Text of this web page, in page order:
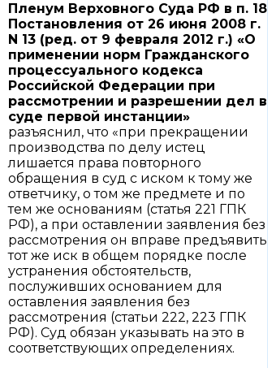
Пленум Верховного Суда РФ в п. 18
Постановления от 26 июня 2008 г.
N 13 (ред. от 9 февраля 2012 г.) «О
применении норм Гражданского
процессуального кодекса
Российской Федерации при
рассмотрении и разрешении дел в
суде первой инстанции»
разъяснил, что «при прекращении
производства по делу истец
лишается права повторного
обращения в суд с иском к тому же
ответчику, о том же предмете и по
тем же основаниям (статья 221 ГПК
РФ), а при оставлении заявления без
рассмотрения он вправе предъявить
тот же иск в общем порядке после
устранения обстоятельств,
послуживших основанием для
оставления заявления без
рассмотрения (статьи 222, 223 ГПК
РФ). Суд обязан указывать на это в
соответствующих определениях.